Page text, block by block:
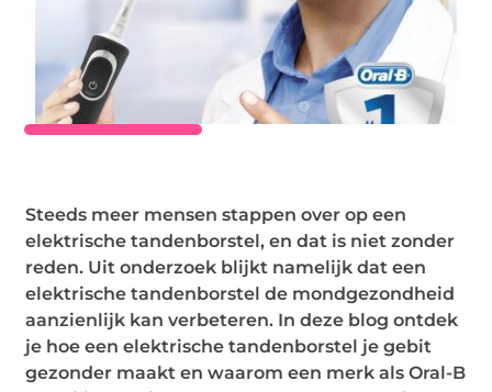
Steeds meer mensen stappen over op een
elektrische tandenborstel, en dat is niet zonder
reden. Uit onderzoek blijkt namelijk dat een
elektrische tandenborstel de mondgezondheid
aanzienlijk kan verbeteren. In deze blog ontdek
je hoe een elektrische tandenborstel je gebit
gezonder maakt en waarom een merk als Oral-B